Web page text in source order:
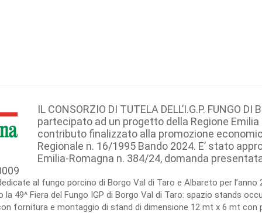
IL CONSORZIO DI TUTELA DELL’I.G.P. FUNGO
partecipato ad un progetto della Regione
contributo finalizzato alla promozione
Regionale n. 16/1995 Bando 2024. E’ stato
Emilia-Romagna n. 384/24, domanda
al fungo porcino di Borgo Val di Taro e Albareto per l’anno
49^ Fiera del Fungo IGP di Borgo Val di Taro: spazio stands
fornitura e montaggio di stand di dimensione 12 mt x 6 mt con